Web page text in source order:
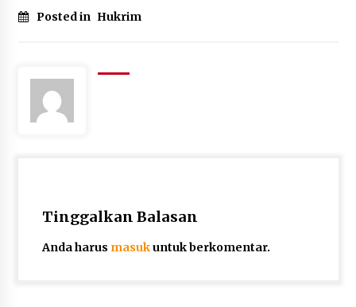
Posted in Hukrim
Tinggalkan Balasan
Anda harus masukuntuk berkomentar.